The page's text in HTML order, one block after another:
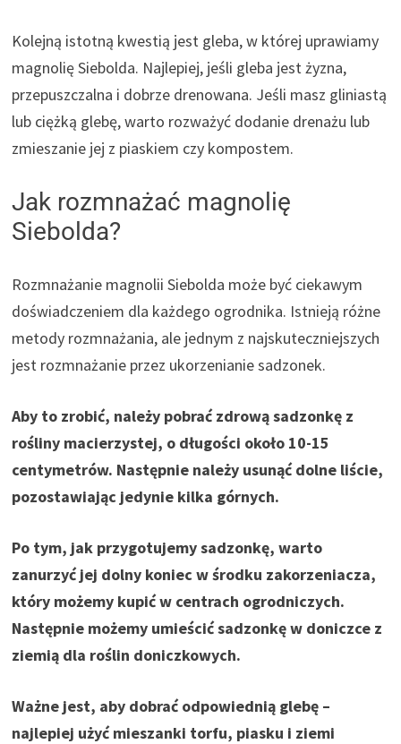
Kolejną istotną kwestią jest gleba, w której uprawiamy
magnolię Siebolda. Najlepiej, jeśli gleba jest żyzna,
przepuszczalna i dobrze drenowana. Jeśli masz gliniastą
lub ciężką glebę, warto rozważyć dodanie drenażu lub
zmieszanie jej z piaskiem czy kompostem.
Jak rozmnażać magnolię
Siebolda?
Rozmnażanie magnolii Siebolda może być ciekawym
doświadczeniem dla każdego ogrodnika. Istnieją różne
metody rozmnażania, ale jednym z najskuteczniejszych
jest rozmnażanie przez ukorzenianie sadzonek.
Aby to zrobić, należy pobrać zdrową sadzonkę z
rośliny macierzystej, o długości około 10-15
centymetrów. Następnie należy usunąć dolne liście,
pozostawiając jedynie kilka górnych.
Po tym, jak przygotujemy sadzonkę, warto
zanurzyć jej dolny koniec w środku zakorzeniacza,
który możemy kupić w centrach ogrodniczych.
Następnie możemy umieścić sadzonkę w doniczce z
ziemią dla roślin doniczkowych.
Ważne jest, aby dobrać odpowiednią glebę –
najlepiej użyć mieszanki torfu, piasku i ziemi